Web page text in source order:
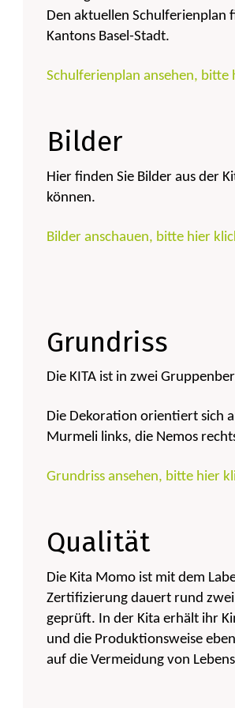
Den aktuellen Schulferienplan
Kantons Basel-Stadt.
Schulferienplan ansehen, bitte
Bilder
Hier finden Sie Bilder aus der
können.
Bilder anschauen, bitte hier
Grundriss
Die KITA ist in zwei
Die Dekoration orientiert sich
Murmeli links, die Nemos
Grundriss ansehen, bitte hier
Qualität
Die Kita Momo ist mit dem
Zertifizierung dauert rund
geprüft. In der Kita erhält ihr
und die Produktionsweise
auf die Vermeidung von